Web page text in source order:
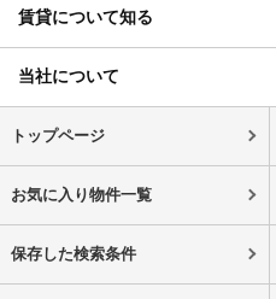
賃貸について知る
当社について
トップページ
お気に入り物件一覧
保存した検索条件